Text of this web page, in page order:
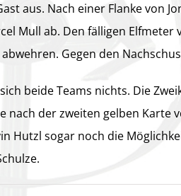
aus. Nach einer Flanke von
Mull ab. Den fälligen
Gegen den
beide Teams nichts. Die
nach der zweiten gelben
Hutzl sogar noch die